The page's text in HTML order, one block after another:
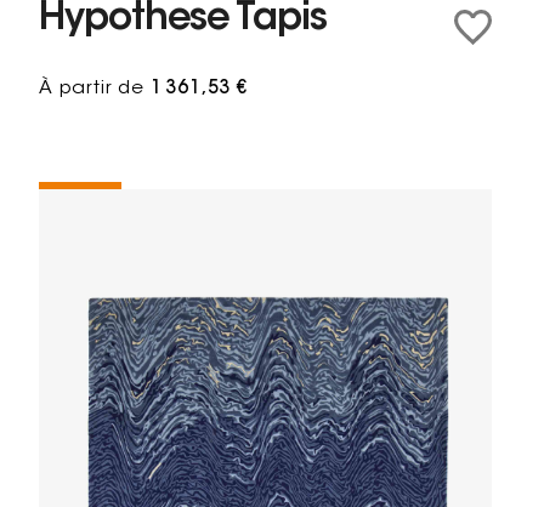
Hypothese Tapis
À partir de 1 361,53 €